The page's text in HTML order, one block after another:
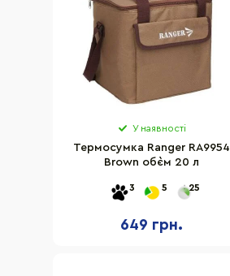
У наявності
Термосумка Ranger RA9954
Brown об`єм 20 л
3 5 25
649 грн.